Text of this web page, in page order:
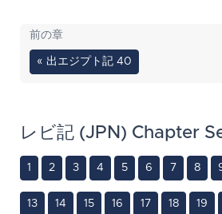
前の章
« 出エジプト記 40
レビ記 (JPN) Chapter
1 2 3 4 5 6 7 8
13 14 15 16 17 18 19